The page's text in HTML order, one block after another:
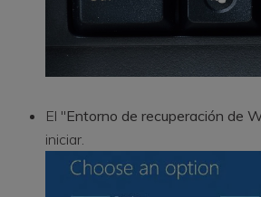
El "Entorno de recuperación de
iniciar.